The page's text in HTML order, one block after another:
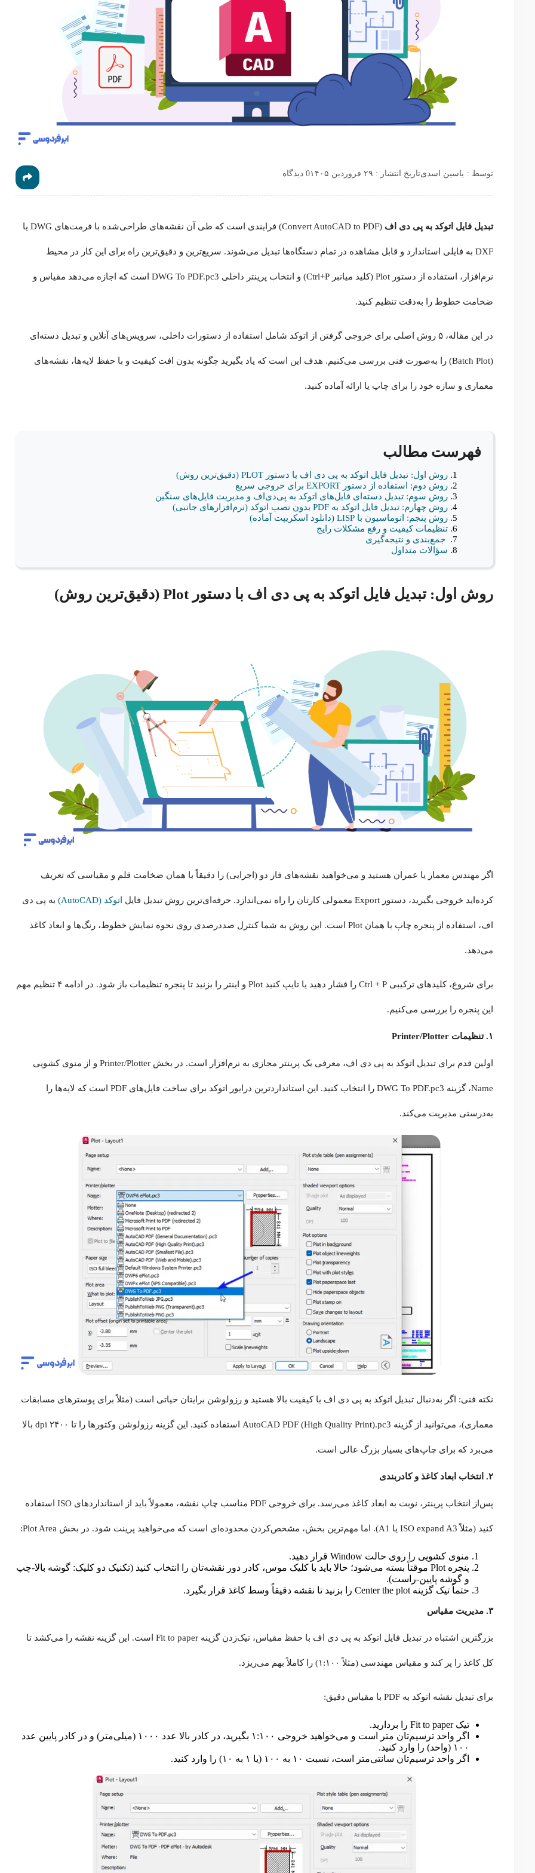
توسط : یاسین اسدیتاریخ انتشار : ۲۹ فروردین ۱۴۰۵ 0 دیدگاه
تبدیل فایل اتوکد به پی دی اف (Convert AutoCAD to PDF) فرایندی است که طی آن نقشه‌های طراحی‌شده با فرمت‌های DWG یا
DXF به فایلی استاندارد و قابل مشاهده در تمام دستگاه‌ها تبدیل می‌شوند. سریع‌ترین و دقیق‌ترین راه برای این کار در محیط
نرم‌افزار، استفاده از دستور Plot (کلید میانبر Ctrl+P) و انتخاب پرینتر داخلی DWG To PDF.pc3 است که اجازه می‌دهد مقیاس و
ضخامت خطوط را به‌دقت تنظیم کنید.
در این مقاله، ۵ روش اصلی برای خروجی گرفتن از اتوکد شامل استفاده از دستورات داخلی، سرویس‌های آنلاین و تبدیل دسته‌ای
(Batch Plot) را به‌صورت فنی بررسی می‌کنیم. هدف این است که یاد بگیرید چگونه بدون افت کیفیت و با حفظ لایه‌ها، نقشه‌های
معماری و سازه خود را برای چاپ یا ارائه آماده کنید.
فهرست مطالب
روش اول: تبدیل فایل اتوکد به پی دی اف با دستور PLOT (دقیق‌ترین روش)
روش دوم: استفاده از دستور EXPORT برای خروجی سریع
روش سوم: تبدیل دسته‌ای فایل‌های اتوکد به پی‌دی‌اف و مدیریت فایل‌های سنگین
روش چهارم: تبدیل فایل اتوکد به PDF بدون نصب اتوکد (نرم‌افزارهای جانبی)
روش پنجم: اتوماسیون با LISP (دانلود اسکریپت آماده)
تنظیمات کیفیت و رفع مشکلات رایج
جمع‌بندی و نتیجه‌گیری
سؤالات متداول
روش اول: تبدیل فایل اتوکد به پی دی اف با دستور Plot (دقیق‌ترین روش)
اگر مهندس معمار یا عمران هستید و می‌خواهید نقشه‌های فاز دو (اجرایی) را دقیقاً با همان ضخامت قلم و مقیاسی که تعریف
کرده‌اید خروجی بگیرید، دستور Export معمولی کارتان را راه نمی‌اندازد. حرفه‌ای‌ترین روش تبدیل فایل اتوکد (AutoCAD) به پی دی
اف، استفاده از پنجره چاپ یا همان Plot است. این روش به شما کنترل صددرصدی روی نحوه نمایش خطوط، رنگ‌ها و ابعاد کاغذ
می‌دهد.
برای شروع، کلیدهای ترکیبی Ctrl + P را فشار دهید یا تایپ کنید Plot و اینتر را بزنید تا پنجره تنظیمات باز شود. در ادامه ۴ تنظیم مهم
این پنجره را بررسی می‌کنیم.
۱. تنظیمات Printer/Plotter
اولین قدم برای تبدیل اتوکد به پی دی اف، معرفی یک پرینتر مجازی به نرم‌افزار است. در بخش Printer/Plotter و از منوی کشویی
Name، گزینه DWG To PDF.pc3 را انتخاب کنید. این استانداردترین درایور اتوکد برای ساخت فایل‌های PDF است که لایه‌ها را
به‌درستی مدیریت می‌کند.
نکته فنی: اگر به‌دنبال تبدیل اتوکد به پی دی اف با کیفیت بالا هستید و رزولوشن برایتان حیاتی است (مثلاً برای پوسترهای مسابقات
معماری)، می‌توانید از گزینه AutoCAD PDF (High Quality Print).pc3 استفاده کنید. این گزینه رزولوشن وکتورها را تا ۲۴۰۰ dpi بالا
می‌برد که برای چاپ‌های بسیار بزرگ عالی است.
۲. انتخاب ابعاد کاغذ و کادربندی
پس‌از انتخاب پرینتر، نوبت به ابعاد کاغذ می‌رسد. برای خروجی PDF مناسب چاپ نقشه، معمولاً باید از استانداردهای ISO استفاده
کنید (مثلاً ISO expand A3 یا A1). اما مهم‌ترین بخش، مشخص‌کردن محدوده‌ای است که می‌خواهید پرینت شود. در بخش Plot Area:
منوی کشویی را روی حالت Window قرار دهید.
پنجره Plot موقتاً بسته می‌شود؛ حالا باید با کلیک موس، کادر دور نقشه‌تان را انتخاب کنید (تکنیک دو کلیک: گوشه بالا-چپ
و گوشه پایین-راست).
حتماً تیک گزینه Center the plot را بزنید تا نقشه دقیقاً وسط کاغذ قرار بگیرد.
۳. مدیریت مقیاس
بزرگترین اشتباه در تبدیل فایل اتوکد به پی دی اف با حفظ مقیاس، تیک‌زدن گزینه Fit to paper است. این گزینه نقشه را می‌کشد تا
کل کاغذ را پر کند و مقیاس مهندسی (مثلاً ۱:۱۰۰) را کاملاً بهم می‌ریزد.
برای تبدیل نقشه اتوکد به PDF با مقیاس دقیق:
تیک Fit to paper را بردارید.
اگر واحد ترسیم‌تان متر است و می‌خواهید خروجی ۱:۱۰۰ بگیرید، در کادر بالا عدد ۱۰۰۰ (میلی‌متر) و در کادر پایین عدد
۱۰۰ (واحد) را وارد کنید.
اگر واحد ترسیم‌تان سانتی‌متر است، نسبت ۱۰ به ۱۰۰ (یا ۱ به ۱۰) را وارد کنید.